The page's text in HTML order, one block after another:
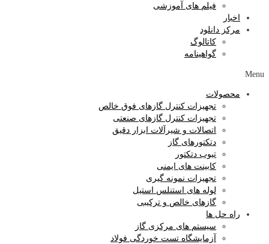
فیلم های آموزشی
اخبار
مرکز دانلود
کاتالوگ
گواهینامه
Menu
محصولات
تجهیزات کنترل گازهای فوق خالص
تجهیزات کنترل گازهای صنعتی
اتصالات و شیرآلات ابزار دقیق
دتکتورهای گاز
تیوب دتکتور
کابینت های ایمنی
تجهیزات نمونه گیری
لوله های استنلس استیل
گازهای خالص و ترکیبی
راه حل ها
سیستم های مرکزی گاز
آزمایشگاه‌ تست خوردگی فولاد